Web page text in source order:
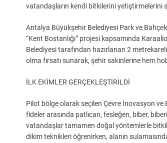
vatandaşların kendi bitkilerini yetiştirmelerini
Antalya Büyükşehir Belediyesi Park ve
“Kent Bostanlığı” projesi kapsamında
Belediyesi tarafından hazırlanan 2
olma fırsatı sunarak, şehir sakinlerine hem
İLK EKİMLER GERÇEKLEŞTİRİLDİ
Pilot bölge olarak seçilen Çevre İnovasyon ve
fideler arasında patlıcan, fesleğen, biber,
vatandaşlar tamamen doğal yöntemlerle
dikim teknikleri öğrenirken, alanın